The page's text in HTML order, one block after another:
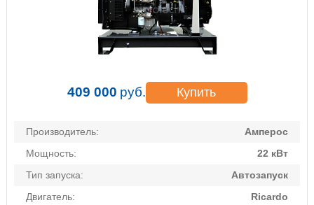
409 000 руб. Купить
Производитель:
Амперос
Мощность:
22 кВт
Тип запуска:
Автозапуск
Двигатель:
Ricardo